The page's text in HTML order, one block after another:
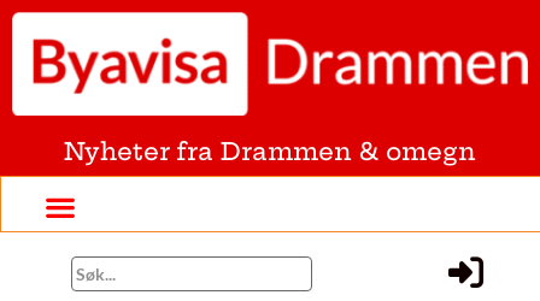
Nyheter fra Drammen & omegn